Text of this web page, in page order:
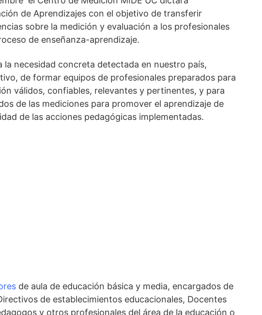
de Aprendizajes con el objetivo de transferir
sobre la medición y evaluación a los profesionales
de enseñanza-aprendizaje.
la necesidad concreta detectada en nuestro país,
de formar equipos de profesionales preparados para
válidos, confiables, relevantes y pertinentes, y para
de las mediciones para promover el aprendizaje de
de las acciones pedagógicas implementadas.
de aula de educación básica y media, encargados de
de establecimientos educacionales, Docentes
y otros profesionales del área de la educación o